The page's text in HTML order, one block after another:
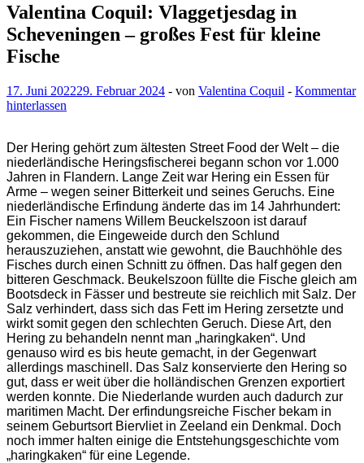
Valentina Coquil: Vlaggetjesdag in
Scheveningen – großes Fest für kleine
Fische
17. Juni 202229. Februar 2024 - von Valentina Coquil - Kommentar
hinterlassen
Der Hering gehört zum ältesten Street Food der Welt – die
niederländische Heringsfischerei begann schon vor 1.000
Jahren in Flandern. Lange Zeit war Hering ein Essen für
Arme – wegen seiner Bitterkeit und seines Geruchs. Eine
niederländische Erfindung änderte das im 14 Jahrhundert:
Ein Fischer namens Willem Beuckelszoon ist darauf
gekommen, die Eingeweide durch den Schlund
herauszuziehen, anstatt wie gewohnt, die Bauchhöhle des
Fisches durch einen Schnitt zu öffnen. Das half gegen den
bitteren Geschmack. Beukelszoon füllte die Fische gleich am
Bootsdeck in Fässer und bestreute sie reichlich mit Salz. Der
Salz verhindert, dass sich das Fett im Hering zersetzte und
wirkt somit gegen den schlechten Geruch. Diese Art, den
Hering zu behandeln nennt man „haringkaken“. Und
genauso wird es bis heute gemacht, in der Gegenwart
allerdings maschinell. Das Salz konservierte den Hering so
gut, dass er weit über die holländischen Grenzen exportiert
werden konnte. Die Niederlande wurden auch dadurch zur
maritimen Macht. Der erfindungsreiche Fischer bekam in
seinem Geburtsort Biervliet in Zeeland ein Denkmal. Doch
noch immer halten einige die Entstehungsgeschichte vom
„haringkaken“ für eine Legende.